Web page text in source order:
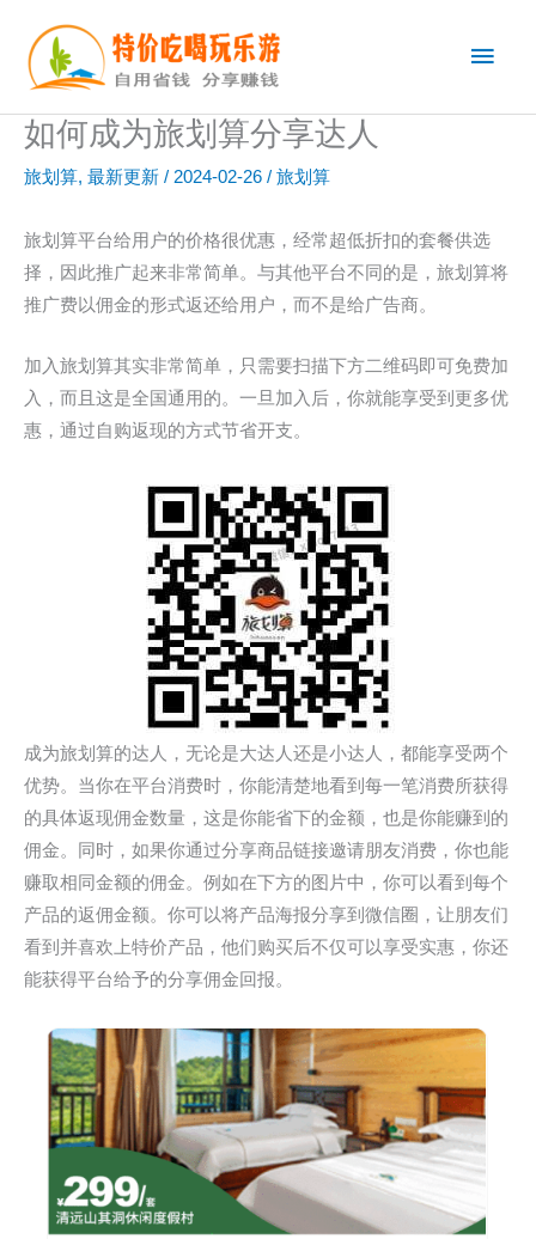
容
主
菜
如何成为旅划算分享达人
旅划算, 最新更新 / 2024-02-26 / 旅划算
旅划算平台给用户的价格很优惠，经常超低折扣的套餐供选
择，因此推广起来非常简单。与其他平台不同的是，旅划算将
推广费以佣金的形式返还给用户，而不是给广告商。
加入旅划算其实非常简单，只需要扫描下方二维码即可免费加
入，而且这是全国通用的。一旦加入后，你就能享受到更多优
惠，通过自购返现的方式节省开支。
成为旅划算的达人，无论是大达人还是小达人，都能享受两个
优势。当你在平台消费时，你能清楚地看到每一笔消费所获得
的具体返现佣金数量，这是你能省下的金额，也是你能赚到的
佣金。同时，如果你通过分享商品链接邀请朋友消费，你也能
赚取相同金额的佣金。例如在下方的图片中，你可以看到每个
产品的返佣金额。你可以将产品海报分享到微信圈，让朋友们
看到并喜欢上特价产品，他们购买后不仅可以享受实惠，你还
能获得平台给予的分享佣金回报。